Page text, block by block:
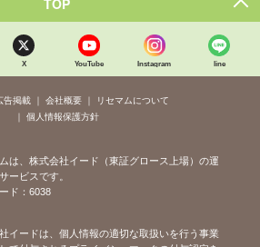
X YouTube Instagram line
告掲載 会社概要
リセマムについて
個人情報保護方針
は、株式会社イード（東証グロース上場）の運
ービスです。
ド：6038
イードは、個人情報の適切な取扱いを行う事業